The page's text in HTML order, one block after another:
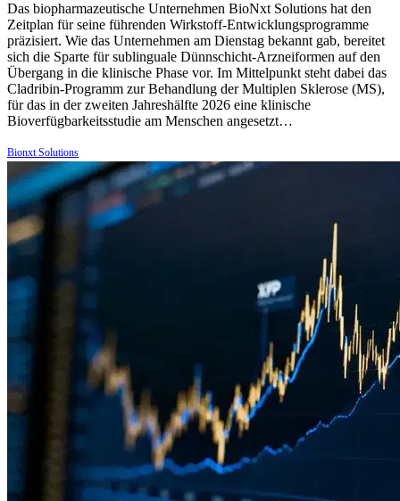
Das biopharmazeutische Unternehmen BioNxt Solutions hat den
Zeitplan für seine führenden Wirkstoff-Entwicklungsprogramme
präzisiert. Wie das Unternehmen am Dienstag bekannt gab, bereitet
sich die Sparte für sublinguale Dünnschicht-Arzneiformen auf den
Übergang in die klinische Phase vor. Im Mittelpunkt steht dabei das
Cladribin-Programm zur Behandlung der Multiplen Sklerose (MS),
für das in der zweiten Jahreshälfte 2026 eine klinische
Bioverfügbarkeitsstudie am Menschen angesetzt…
Bionxt Solutions